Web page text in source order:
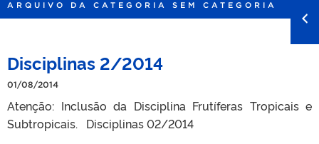
PORTARIAS
TELEFONES
ARQUIVO DA CATEGORIA SEM CATEGORIA
Disciplinas 2/2014
01/08/2014
Atenção: Inclusão da Disciplina Frutíferas Tropicais e
Subtropicais. Disciplinas 02/2014